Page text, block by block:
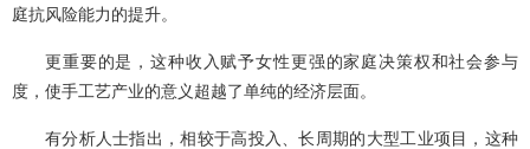
庭抗风险能力的提升。
更重要的是，这种收入赋予女性更强的家庭决策权和社会参与
度，使手工艺产业的意义超越了单纯的经济层面。
有分析人士指出，相较于高投入、长周期的大型工业项目，这种